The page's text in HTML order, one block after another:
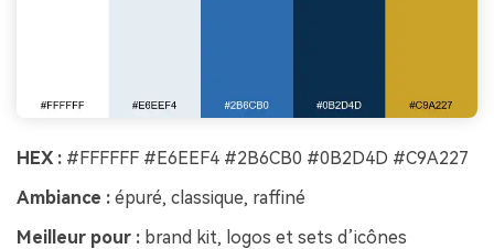
HEX : #FFFFFF #E6EEF4 #2B6CB0 #0B2D4D #C9A227
Ambiance : épuré, classique, raffiné
Meilleur pour : brand kit, logos et sets d’icônes